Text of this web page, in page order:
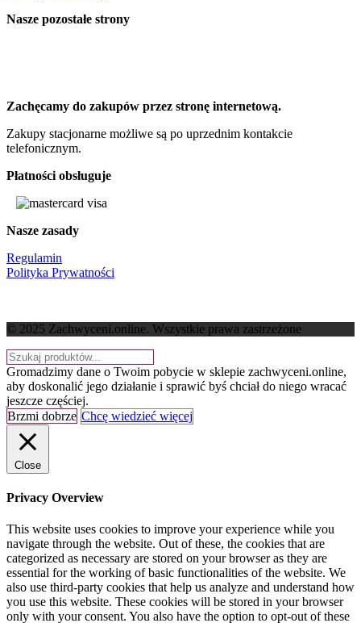
Nasze pozostałe strony
Zachęcamy do zakupów przez stronę internetową.
Zakupy stacjonarne możliwe są po uprzednim kontakcie
telefonicznym.
Płatności obsługuje
Nasze zasady
Regulamin
Polityka Prywatności
© 2025 Zachwyceni.online. Wszystkie prawa zastrzeżone
Gromadzimy dane o Twoim pobycie w sklepie zachwyceni.online,
aby doskonalić jego działanie i sprawić byś chciał do niego wracać
jeszcze częściej.
Brzmi dobrze Chcę wiedzieć więcej
Close
Privacy Overview
This website uses cookies to improve your experience while you
navigate through the website. Out of these, the cookies that are
categorized as necessary are stored on your browser as they are
essential for the working of basic functionalities of the website. We
also use third-party cookies that help us analyze and understand how
you use this website. These cookies will be stored in your browser
only with your consent. You also have the option to opt-out of these